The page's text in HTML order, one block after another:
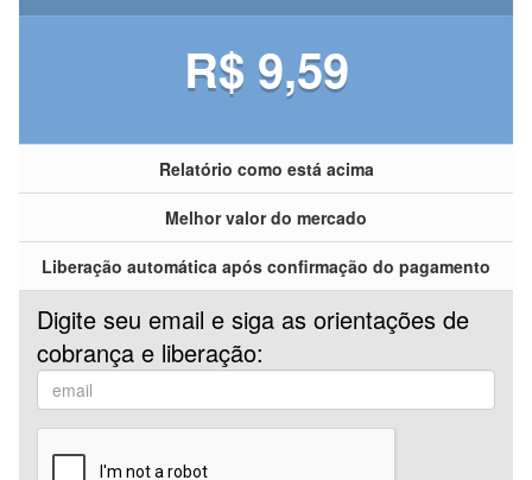
R$ 9,59
Relatório como está acima
Melhor valor do mercado
Liberação automática após confirmação do pagamento
Digite seu email e siga as orientações de
cobrança e liberação: